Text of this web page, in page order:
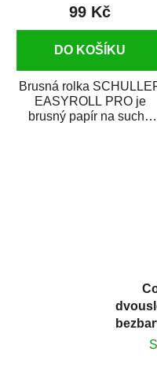
99 Kč
DO KOŠÍKU
Brusná rolka
EASYROLL PRO je
brusný papír na suché